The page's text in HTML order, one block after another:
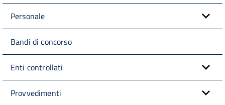
Personale
Bandi di concorso
Enti controllati
Provvedimenti